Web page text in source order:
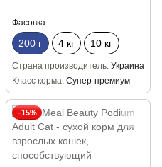
Фасовка
200 г 4 кг 10 кг
Страна производитель Украина
Класс корма Супер-премиум
−15%